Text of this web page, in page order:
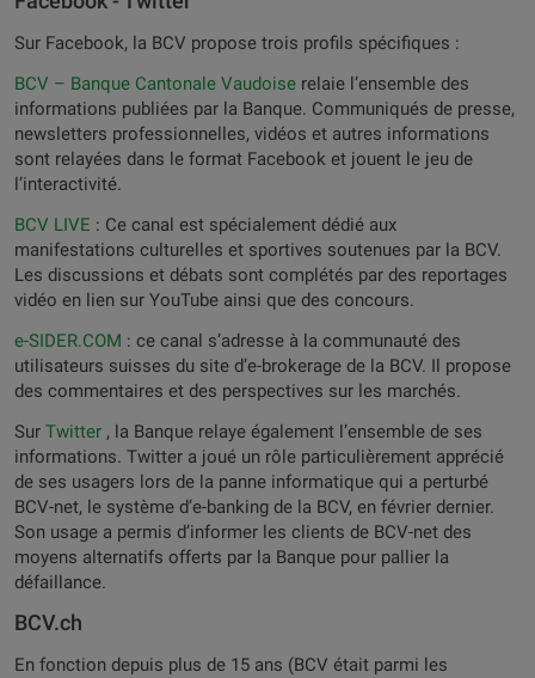
Sur Facebook, la BCV propose trois profils spécifiques :
BCV – Banque Cantonale Vaudoise relaie l’ensemble des
informations publiées par la Banque. Communiqués de presse,
newsletters professionnelles, vidéos et autres informations
sont relayées dans le format Facebook et jouent le jeu de
l’interactivité.
BCV LIVE : Ce canal est spécialement dédié aux
manifestations culturelles et sportives soutenues par la BCV.
Les discussions et débats sont complétés par des reportages
vidéo en lien sur YouTube ainsi que des concours.
e-SIDER.COM : ce canal s’adresse à la communauté des
utilisateurs suisses du site d’e-brokerage de la BCV. Il propose
des commentaires et des perspectives sur les marchés.
Sur Twitter , la Banque relaye également l’ensemble de ses
informations. Twitter a joué un rôle particulièrement apprécié
de ses usagers lors de la panne informatique qui a perturbé
BCV-net, le système d’e-banking de la BCV, en février dernier.
Son usage a permis d’informer les clients de BCV-net des
moyens alternatifs offerts par la Banque pour pallier la
défaillance.
BCV.ch
En fonction depuis plus de 15 ans (BCV était parmi les